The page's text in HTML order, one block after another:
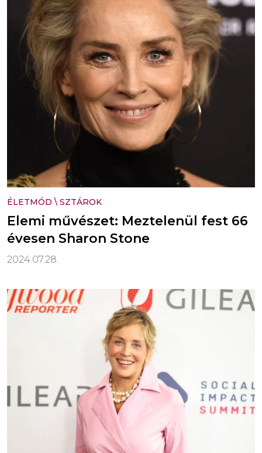
ÉLETMÓD \ SZTÁROK
Elemi művészet: Meztelenül fest 66
évesen Sharon Stone
2024.07.28.